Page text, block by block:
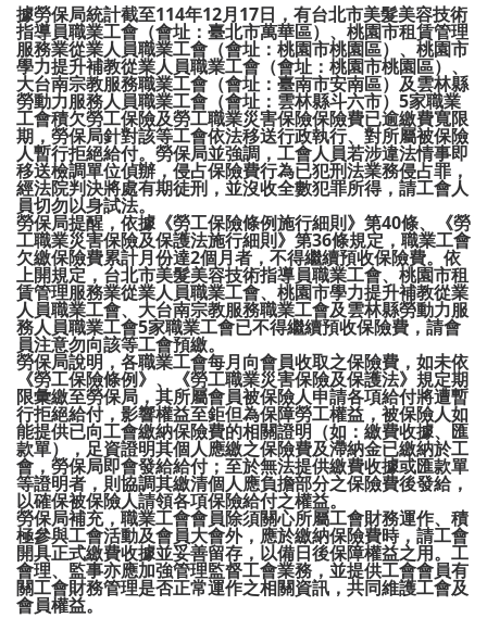
據勞保局統計截至114年12月17日，有台北市美髮美容技術
指導員職業工會（會址：臺北市萬華區）、桃園市租賃管理
服務業從業人員職業工會（會址：桃園市桃園區）、桃園市
學力提升補教從業人員職業工會（會址：桃園市桃園區）、
大台南宗教服務職業工會（會址：臺南市安南區）及雲林縣
勞動力服務人員職業工會（會址：雲林縣斗六市）5家職業
工會積欠勞工保險及勞工職業災害保險保險費已逾繳費寬限
期，勞保局針對該等工會依法移送行政執行、對所屬被保險
人暫行拒絕給付。勞保局並強調，工會人員若涉違法情事即
移送檢調單位偵辦，侵占保險費行為已犯刑法業務侵占罪，
經法院判決將處有期徒刑，並沒收全數犯罪所得，請工會人
員切勿以身試法。
勞保局提醒，依據《勞工保險條例施行細則》第40條、《勞
工職業災害保險及保護法施行細則》第36條規定，職業工會
欠繳保險費累計月份達2個月者，不得繼續預收保險費。依
上開規定，台北市美髮美容技術指導員職業工會、桃園市租
賃管理服務業從業人員職業工會、桃園市學力提升補教從業
人員職業工會、大台南宗教服務職業工會及雲林縣勞動力服
務人員職業工會5家職業工會已不得繼續預收保險費，請會
員注意勿向該等工會預繳。
勞保局說明，各職業工會每月向會員收取之保險費，如未依
《勞工保險條例》、《勞工職業災害保險及保護法》規定期
限彙繳至勞保局，其所屬會員被保險人申請各項給付將遭暫
行拒絕給付，影響權益至鉅但為保障勞工權益，被保險人如
能提供已向工會繳納保險費的相關證明（如：繳費收據、匯
款單），足資證明其個人應繳之保險費及滯納金已繳納於工
會，勞保局即會發給給付；至於無法提供繳費收據或匯款單
等證明者，則協調其繳清個人應負擔部分之保險費後發給，
以確保被保險人請領各項保險給付之權益。
勞保局補充，職業工會會員除須關心所屬工會財務運作、積
極參與工會活動及會員大會外，應於繳納保險費時，請工會
開具正式繳費收據並妥善留存，以備日後保障權益之用。工
會理、監事亦應加強管理監督工會業務，並提供工會會員有
關工會財務管理是否正常運作之相關資訊，共同維護工會及
會員權益。